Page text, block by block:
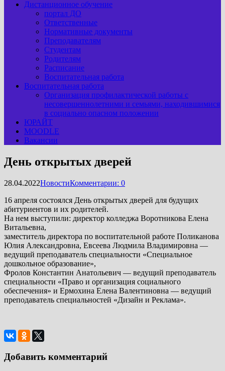
Дистанционное обучение
портал ДО
Ответственные
Нормативные документы
Преподавателям
Студентам
Родителям
Расписание
Воспитательная работа
Воспитательная работа
Организация профилактической работы с
несовершеннолетними и семьями, находившимися
в социально опасном положении
ЮРАЙТ
MOODLE
Вакансии
День открытых дверей
28.04.2022НовостиКомментарии: 0
16 апреля состоялся День открытых дверей для будущих
абитуриентов и их родителей.
На нем выступили: директор колледжа Воротникова Елена
Витальевна,
заместитель директора по воспитательной работе Поликанова
Юлия Александровна, Евсеева Людмила Владимировна —
ведущий преподаватель специальности «Специальное
дошкольное образование»,
Фролов Константин Анатольевич — ведущий преподаватель
специальности «Право и организация социального
обеспечения» и Ермохина Елена Валентиновна — ведущий
преподаватель специальностей «Дизайн и Реклама».
Добавить комментарий